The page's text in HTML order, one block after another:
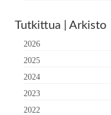
Tutkittua | Arkisto
2026
2025
2024
2023
2022